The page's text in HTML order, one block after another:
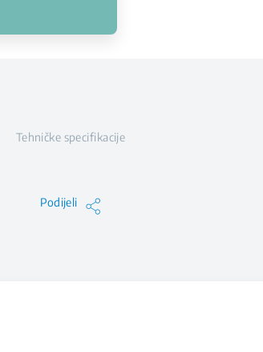
Tehničke specifikacije
Podijeli